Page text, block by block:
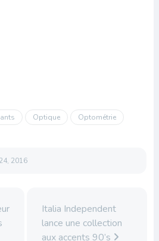
Optique
Optométrie
2016
Italia Independent
lance une collection
aux accents 90’s